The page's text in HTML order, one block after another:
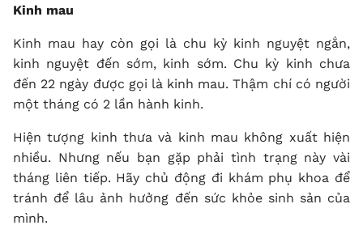
Kinh mau
Kinh mau hay còn gọi là chu kỳ kinh nguyệt ngắn,
kinh nguyệt đến sớm, kinh sớm. Chu kỳ kinh chưa
đến 22 ngày được gọi là kinh mau. Thậm chí có người
một tháng có 2 lần hành kinh.
Hiện tượng kinh thưa và kinh mau không xuất hiện
nhiều. Nhưng nếu bạn gặp phải tình trạng này vài
tháng liên tiếp. Hãy chủ động đi khám phụ khoa để
tránh để lâu ảnh hưởng đến sức khỏe sinh sản của
mình.